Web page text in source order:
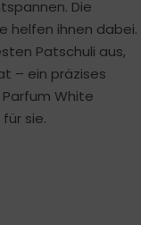
Die
helfen ihnen dabei.
Patschuli aus,
– ein präzises
White
sie.